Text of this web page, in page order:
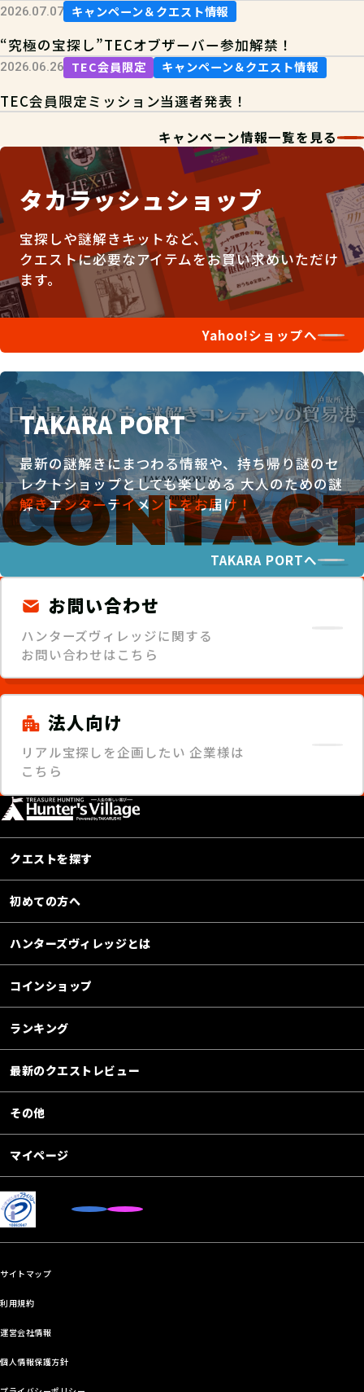
2026.07.07 キャンペーン＆クエスト情報
“究極の宝探し”TECオブザーバー参加解禁！
2026.06.26 TEC会員限定 キャンペーン＆クエスト情報
TEC会員限定ミッション当選者発表！
キャンペーン情報一覧を見る
タカラッシュショップ
宝探しや謎解きキットなど、
クエストに必要なアイテムをお買い求めいただけ
ます。
Yahoo!ショップへ
TAKARA PORT
最新の謎解きにまつわる情報や、持ち帰り謎のセ
レクトショップとしても楽しめる大人のための謎
解きエンターテイメントをお届け！
TAKARA PORTへ
お問い合わせ
ハンターズヴィレッジに関する
お問い合わせはこちら
法人向け
リアル宝探しを企画したい 企業様は
こちら
クエストを探す
初めての方へ
ハンターズヴィレッジとは
コインショップ
ランキング
最新のクエストレビュー
その他
マイページ
サイトマップ
利用規約
運営会社情報
個人情報保護方針